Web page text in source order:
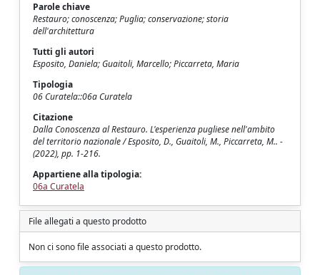
Parole chiave
Restauro; conoscenza; Puglia; conservazione; storia
dell'architettura
Tutti gli autori
Esposito, Daniela; Guaitoli, Marcello; Piccarreta, Maria
Tipologia
06 Curatela::06a Curatela
Citazione
Dalla Conoscenza al Restauro. L'esperienza pugliese nell'ambito
del territorio nazionale / Esposito, D., Guaitoli, M., Piccarreta, M.. -
(2022), pp. 1-216.
Appartiene alla tipologia:
06a Curatela
File allegati a questo prodotto
Non ci sono file associati a questo prodotto.